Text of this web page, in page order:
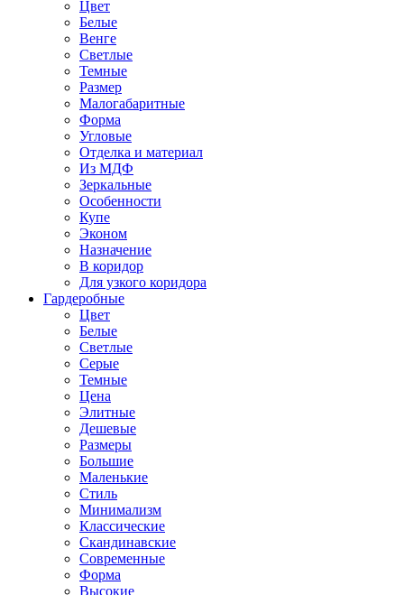
Цвет
Белые
Венге
Светлые
Темные
Размер
Малогабаритные
Форма
Угловые
Отделка и материал
Из МДФ
Зеркальные
Особенности
Купе
Эконом
Назначение
В коридор
Для узкого коридора
Гардеробные
Цвет
Белые
Светлые
Серые
Темные
Цена
Элитные
Дешевые
Размеры
Большие
Маленькие
Стиль
Минимализм
Классические
Скандинавские
Современные
Форма
Высокие